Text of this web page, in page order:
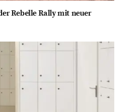
Rebelle Rally mit neuer